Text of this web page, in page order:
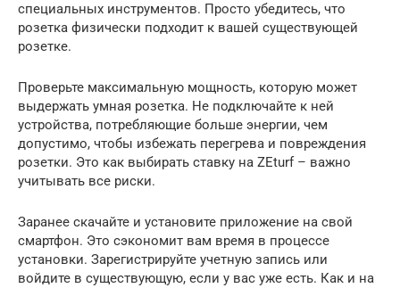
специальных инструментов. Просто убедитесь, что
розетка физически подходит к вашей существующей
розетке.
Проверьте максимальную мощность, которую может
выдержать умная розетка. Не подключайте к ней
устройства, потребляющие больше энергии, чем
допустимо, чтобы избежать перегрева и повреждения
розетки. Это как выбирать ставку на ZEturf – важно
учитывать все риски.
Заранее скачайте и установите приложение на свой
смартфон. Это сэкономит вам время в процессе
установки. Зарегистрируйте учетную запись или
войдите в существующую, если у вас уже есть. Как и на